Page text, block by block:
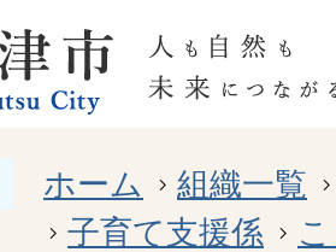
ホーム
組織一覧
子育て支援係